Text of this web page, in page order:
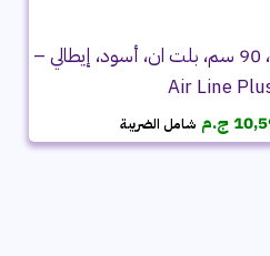
شفاط بوتجاز هرمي تربولاين، 90 سم، بلت ان، أسود، إيطالي –
Air Line
ج.م السعر
الحالي
شامل الضريبة